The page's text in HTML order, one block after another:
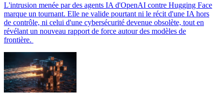
L'intrusion menée par des agents IA d'OpenAI contre Hugging Face
marque un tournant. Elle ne valide pourtant ni le récit d'une IA hors
de contrôle, ni celui d'une cybersécurité devenue obsolète, tout en
révélant un nouveau rapport de force autour des modèles de
frontière.